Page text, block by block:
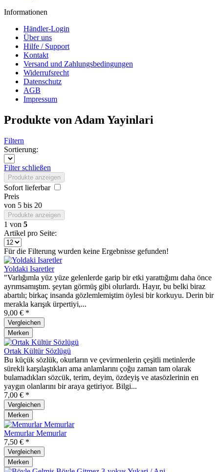
Informationen
Händler-Login
Über uns
Hilfe / Support
Kontakt
Versand und Zahlungsbedingungen
Widerrufsrecht
Datenschutz
AGB
Impressum
Produkte von Adam Yayinlari
Filtern
Sortierung:
Filter schließen
Produkte anzeigen
Sofort lieferbar
Preis
von 5 bis 20
Produkte anzeigen
1 von 5
Artikel pro Seite:
Für die Filterung wurden keine Ergebnisse gefunden!
Yoldaki Isaretler
"Varlığımla yüz yüze gelenlerde garip bir etki yarattığımı daha önce
ayrımsamıştım. şeytan görmüş gibi olurlardı. Hayır, bu belki biraz
abartılı; birkaç insanda gözlemlemiştim öylesi bir korkuyu. Derin bir
merakla karışık ürpertiyi,...
9,00 € *
Vergleichen
Merken
Ortak Kültür Sözlügü
Bu küçük sözlük, okurların ve çevirmenlerin çeşitli metinlerde
sürekli karşılaştıkları ama anlamlarını çoğu zaman tam olarak
bulamadıkları sözcük, terim, deyim, özdeyiş ve atasözlerinin en
yaygın olanlarını bir araya getiriyor. Bilgi...
7,00 € *
Vergleichen
Merken
Memurlar Memurlar
7,50 € *
Vergleichen
Merken